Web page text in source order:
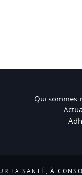
Qui sommes-
LA SANTÉ, À